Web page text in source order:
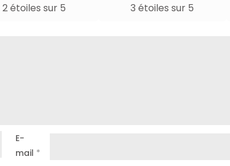
2 étoiles sur 5 3 étoiles sur 5
E-
mail *